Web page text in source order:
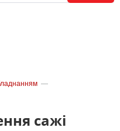
—
сажі